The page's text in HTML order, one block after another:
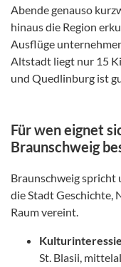
Abende genauso
hinaus die Region
Ausflüge
Altstadt liegt nur 15
und Quedlinburg ist
Für wen eignet
Braunschweig
Braunschweig spricht
die Stadt Geschichte,
Raum vereint.
St. Blasii,